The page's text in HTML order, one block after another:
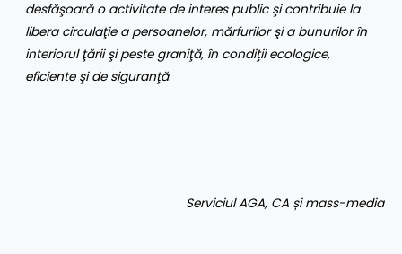
desfăşoară o activitate de interes public şi contribuie la
libera circulaţie a persoanelor, mărfurilor şi a bunurilor în
interiorul ţării şi peste graniţă, în condiţii ecologice,
eficiente şi de siguranţă.
Serviciul AGA, CA și mass-media